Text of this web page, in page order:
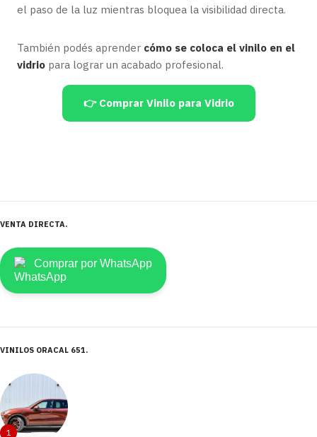
el paso de la luz mientras bloquea la visibilidad directa.
También podés aprender cómo se coloca el vinilo en el
vidrio para lograr un acabado profesional.
👉 Comprar Vinilo para Vidrio
VENTA DIRECTA
Comprar por WhatsApp
VINILOS ORACAL 651
1